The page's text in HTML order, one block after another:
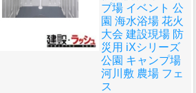
プ場 イベント 公
園 海水浴場 花火
大会 建設現場 防
災用 iXシリーズ
公園 キャンプ場
河川敷 農場 フェ
ス